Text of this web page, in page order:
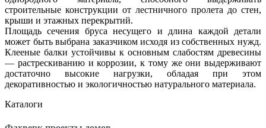
строительные конструкции от лестничного пролета до стен,
крыши и этажных перекрытий.
Площадь сечения бруса несущего и длина каждой детали
может быть выбрана заказчиком исходя из собственных нужд.
Клееные балки устойчивы к основным слабостям древесины
— растрескиванию и коррозии, к тому же они выдерживают
достаточно высокие нагрузки, обладая при этом
декоративностью и экологичностью натурального материала.
Каталоги